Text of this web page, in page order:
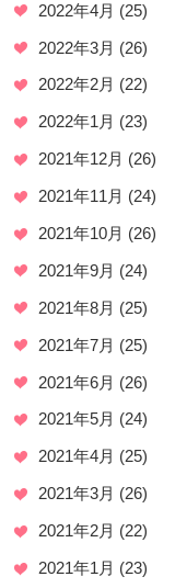
2022年4月 (25)
2022年3月 (26)
2022年2月 (22)
2022年1月 (23)
2021年12月 (26)
2021年11月 (24)
2021年10月 (26)
2021年9月 (24)
2021年8月 (25)
2021年7月 (25)
2021年6月 (26)
2021年5月 (24)
2021年4月 (25)
2021年3月 (26)
2021年2月 (22)
2021年1月 (23)